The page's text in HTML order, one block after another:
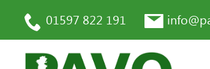
01597 822 191